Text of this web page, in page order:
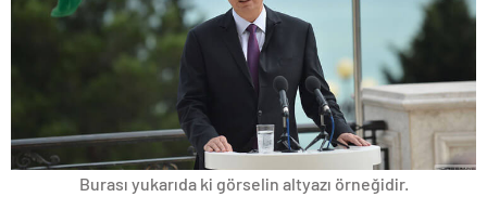
Burası yukarıda ki görselin altyazı örneğidir.